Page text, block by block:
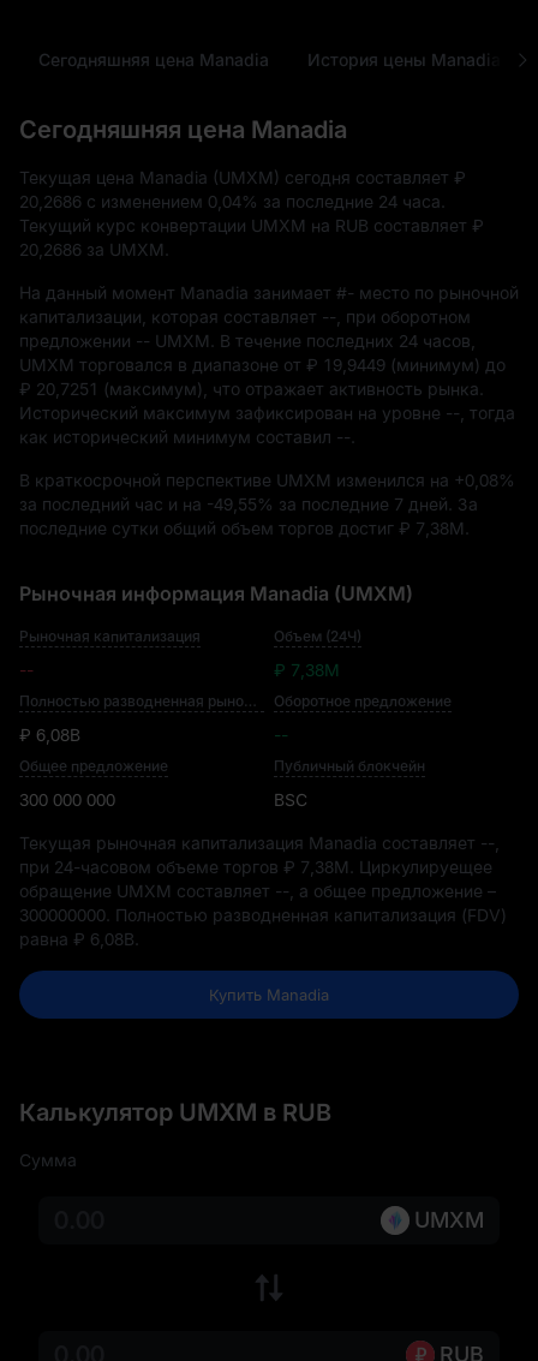
Сегодняшняя цена Manadia История цены Manadia
Сегодняшняя цена Manadia
Текущая цена Manadia (UMXM) сегодня составляет ₽
20,2686 с изменением 0,04% за последние 24 часа.
Текущий курс конвертации UMXM на RUB составляет ₽
20,2686 за UMXM.
На данный момент Manadia занимает #- место по рыночной
капитализации, которая составляет -- , при оборотном
предложении -- UMXM
. В течение последних 24 часов,
UMXM торговался в диапазоне от ₽ 19,9449 (минимум) до
₽ 20,7251 (максимум), что отражает активность рынка.
Исторический максимум зафиксирован на уровне -- , тогда
как исторический минимум составил --
В краткосрочной перспективе UMXM изменился на +0,08%
за последний час и на -49,55% за последние 7 дней. За
последние сутки общий объем торгов достиг ₽ 7,38M
Рыночная информация Manadia (UMXM)
Рыночная капитализация
--
Объем (24Ч)
₽ 7,38M
Полностью разводненная рыночная капитализация
₽ 6,08B
Оборотное предложение
--
Общее предложение
300 000 000
Публичный блокчейн
BSC
Текущая рыночная капитализация Manadia составляет --
при 24-часовом объеме торгов ₽ 7,38M
. Циркулируещее
обращение UMXM составляет -- , а общее предложение –
300000000 . Полностью разводненная капитализация (FDV)
равна ₽ 6,08B
Купить Manadia
Калькулятор UMXM в RUB
Сумма
UMXM
RUB